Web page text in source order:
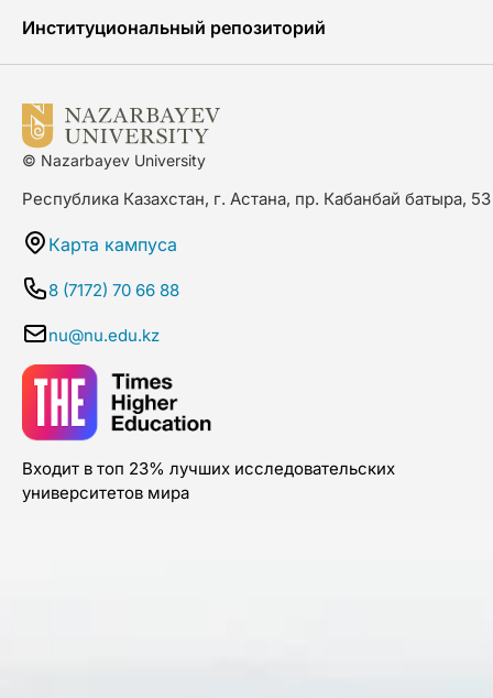
Институциональный репозиторий
© Nazarbayev University
Республика Казахстан, г. Астана, пр. Кабанбай батыра, 53
Карта кампуса
8 (7172) 70 66 88
nu@nu.edu.kz
Входит в топ 23% лучших исследовательских
университетов мира